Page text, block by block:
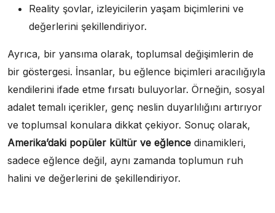
Reality şovlar, izleyicilerin yaşam biçimlerini ve
değerlerini şekillendiriyor.
Ayrıca, bir yansıma olarak, toplumsal değişimlerin de
bir göstergesi. İnsanlar, bu eğlence biçimleri aracılığıyla
kendilerini ifade etme fırsatı buluyorlar. Örneğin, sosyal
adalet temalı içerikler, genç neslin duyarlılığını artırıyor
ve toplumsal konulara dikkat çekiyor. Sonuç olarak,
Amerika’daki popüler kültür ve eğlence dinamikleri,
sadece eğlence değil, aynı zamanda toplumun ruh
halini ve değerlerini de şekillendiriyor.